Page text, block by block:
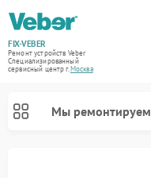
FIX-VEBER
Ремонт устройств Veber
Специализированный
cервисный центр г.Москва
Мы ремонтируем